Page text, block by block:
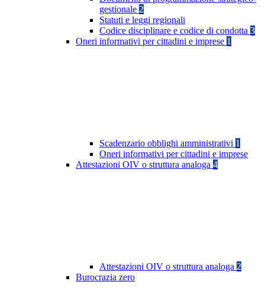
gestionale 2
Statuti e leggi regionali
Codice disciplinare e codice di condotta 3
Oneri informativi per cittadini e imprese 1
Scadenzario obblighi amministrativi 1
Oneri informativi per cittadini e imprese
Attestazioni OIV o struttura analoga 4
Attestazioni OIV o struttura analoga 2
Burocrazia zero